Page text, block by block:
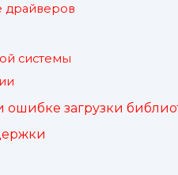
драйверов
системы
ошибке загрузки